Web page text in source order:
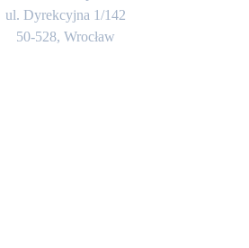
ul. Dyrekcyjna 1/142
50-528, Wrocław